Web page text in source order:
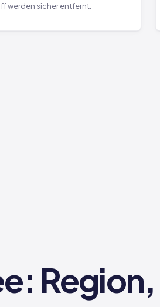
werden sicher entfernt.